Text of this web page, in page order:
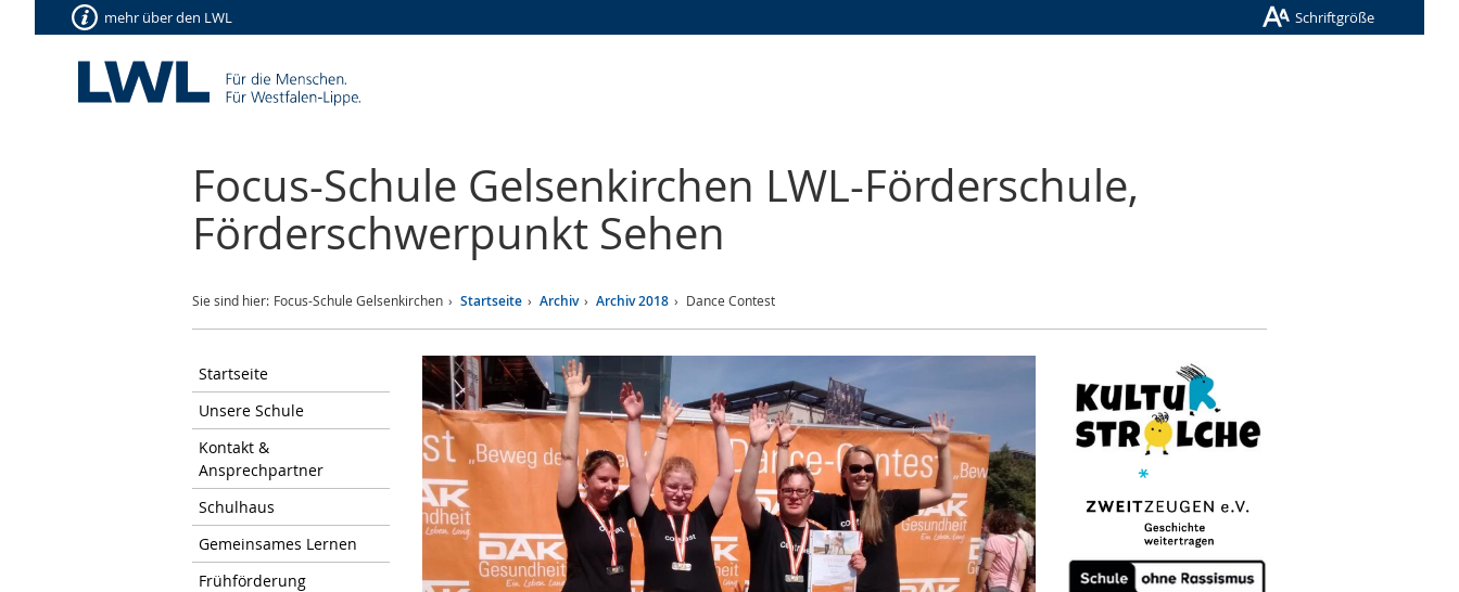
mehr über den LWL Schriftgröße
Focus-Schule Gelsenkirchen LWL-Förderschule,
Förderschwerpunkt Sehen
Sie sind hier: Focus-Schule Gelsenkirchen Startseite Archiv Archiv 2018 Dance Contest
Startseite
Unsere Schule
Kontakt &
Ansprechpartner
Schulhaus
Gemeinsames Lernen
Frühförderung